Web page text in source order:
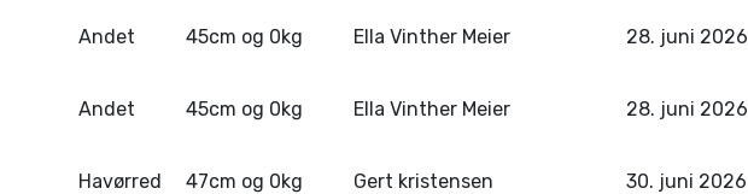
Andet 45cm og 0kg Ella Vinther Meier 28. juni 2026
Andet 45cm og 0kg Ella Vinther Meier 28. juni 2026
Havørred 47cm og 0kg Gert kristensen 30. juni 2026